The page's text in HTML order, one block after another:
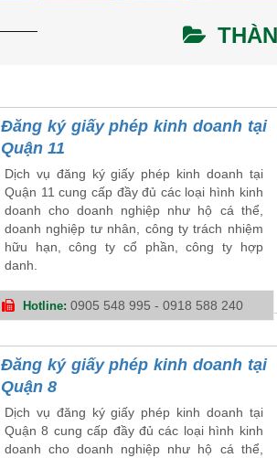
Đăng ký giấy phép kinh doanh tại
Quận 11
Dịch vụ đăng ký giấy phép kinh doanh tại
Quận 11 cung cấp đầy đủ các loại hình kinh
doanh cho doanh nghiệp như hộ cá thể,
doanh nghiệp tư nhân, công ty trách nhiệm
hữu hạn, công ty cổ phần, công ty hợp
danh.
Hotline:0905 548 995 - 0918 588 240
Đăng ký giấy phép kinh doanh tại
Quận 8
Dịch vụ đăng ký giấy phép kinh doanh tại
Quận 8 cung cấp đầy đủ các loại hình kinh
doanh cho doanh nghiệp như hộ cá thể,